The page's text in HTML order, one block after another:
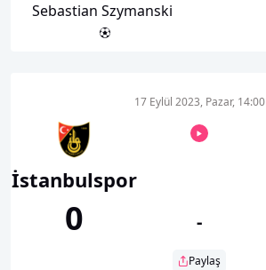
Sebastian Szymanski
İstanbulspor
0
17 Eylül 2023, Pazar, 14:00
-
Paylaş